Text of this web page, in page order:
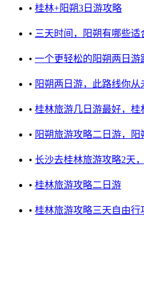
• 桂林+阳朔3日游攻略
• 三天时间，阳朔有哪些适
• 一个更轻松的阳朔两日游
• 阳朔两日游，此路线你
• 桂林旅游几日游最好，桂
• 阳朔旅游攻略二日游，
• 长沙去桂林旅游攻略2天
• 桂林旅游攻略二日游
• 桂林旅游攻略三天自由行